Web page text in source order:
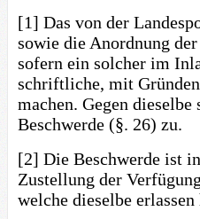
[1] Das von der
sowie die Anordnung
sofern ein solcher im
schriftliche, mit
machen. Gegen
Beschwerde (§. 26) zu.
[2] Die Beschwerde ist
Zustellung der
welche dieselbe erlassen